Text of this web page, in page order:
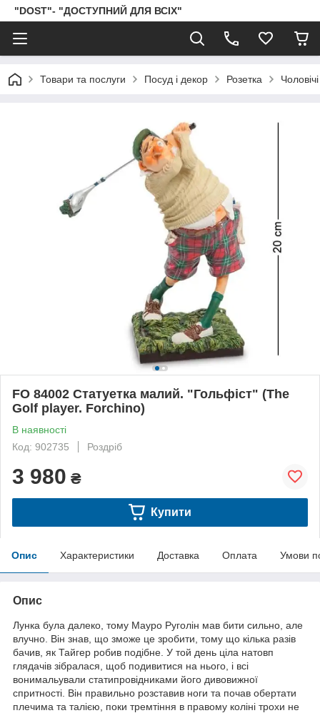
"DOST"- "ДОСТУПНИЙ ДЛЯ ВСІХ"
Товари та послуги Посуд і декор Розетка
FO 84002 Статуетка малий. "Гольфіст" (The
Golf player. Forchino)
В наявності
Код: 902735
Роздріб
3 980 ₴
Купити
Опис Характеристики Доставка Оплата Умови
Опис
Лунка була далеко, тому Мауро Руголін мав бити сильно, але
влучно. Він знав, що зможе це зробити, тому що кілька разів
бачив, як Тайгер робив подібне. У той день ціла натовп
глядачів зібралася, щоб подивитися на нього, і всі
вонимальували статипровідниками його дивовижної
спритності. Він правильно розставив ноги та почав обертати
плечима та талією, поки тремтіння в правому коліні трохи не